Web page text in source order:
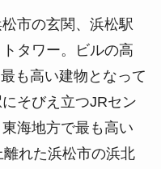
市の玄関、浜松駅
タワー。ビルの高
も高い建物となって
そびえ立つJRセン
海地方で最も高い
れた浜松市の浜北